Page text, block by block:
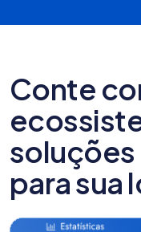
Conte
para sua